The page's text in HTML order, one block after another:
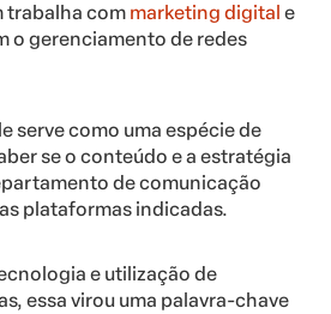
trabalha com marketing digital e
o gerenciamento de redes
serve como uma espécie de
se o conteúdo e a estratégia
de comunicação
plataformas indicadas.
e utilização de
essa virou uma palavra-chave